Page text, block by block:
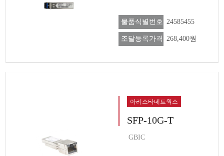
물품식별번호 24585455
조달등록가격 268,400원
아리스타네트웍스
SFP-10G-T
GBIC